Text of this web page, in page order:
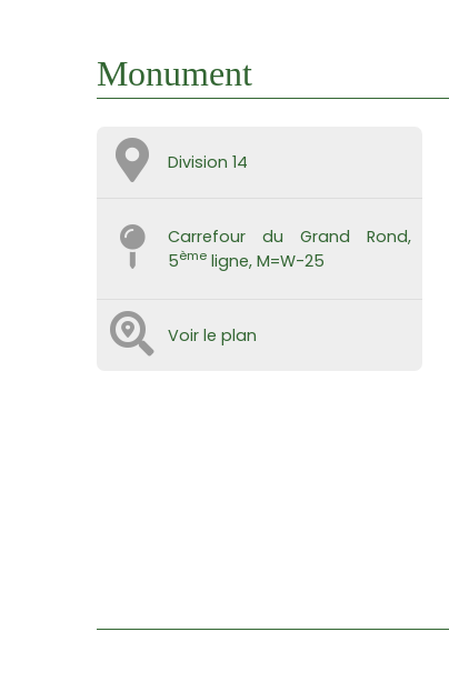
Monument
Division 14
Carrefour du Grand Rond,
5ème ligne, M=W-25
Voir le plan